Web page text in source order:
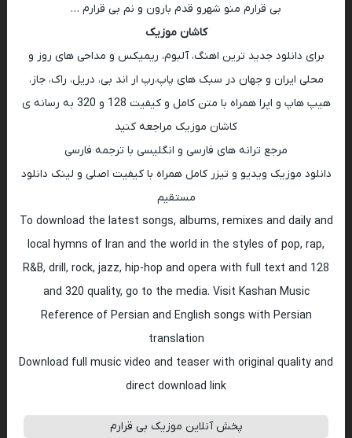
بی قرارم منو شهرو قدم بارون و نم بی قرارم …
کاشان موزیک
برای دانلود جدید ترین اهنگ، آلبوم، ریمیکس و مداحی های روز و
محلی ایران و جهان در سبک های پاپ،رپ ار اند بی، دریل، راک، جاز،
هیپ هاپ و اپرا همراه با متن کامل و کیفیت 128 و 320 به رسانه ی
کاشان موزیک مراجعه کنید
مرجع ترانه های فارسی و انگلیسی با ترجمه فارسی
دانلود موزیک ویدیو و تیزر کامل همراه با کیفیت اصلی و لینک دانلود
مستقیم
To download the latest songs, albums, remixes and daily and
local hymns of Iran and the world in the styles of pop, rap,
R&B, drill, rock, jazz, hip-hop and opera with full text and 128
and 320 quality, go to the media. Visit Kashan Music
Reference of Persian and English songs with Persian
translation
Download full music video and teaser with original quality and
direct download link
پخش آنلاین موزیک بی قرارم